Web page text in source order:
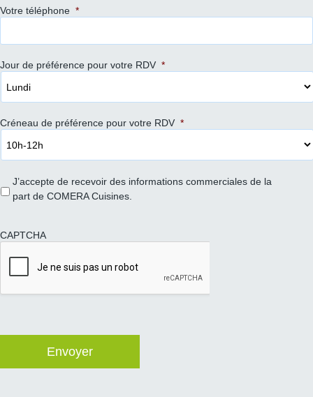
Votre téléphone *
Jour de préférence pour votre RDV *
Créneau de préférence pour votre RDV *
J’accepte de recevoir des informations commerciales de la
part de COMERA Cuisines.
CAPTCHA